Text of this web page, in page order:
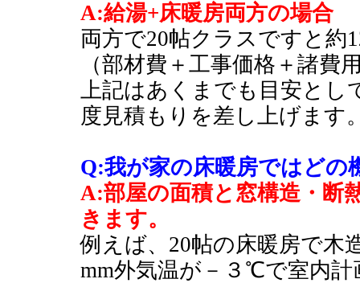
A:給湯+床暖房両方の場合
両方で20帖クラスですと約
（部材費＋工事価格＋諸費
上記はあくまでも目安とし
度見積もりを差し上げます
Q:我が家の床暖房ではどの
A:部屋の面積と窓構造・断
きます。
例えば、20帖の床暖房で木
mm外気温が－３℃で室内